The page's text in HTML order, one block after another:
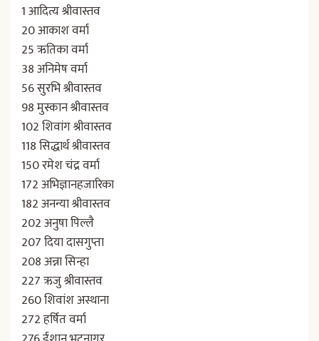
1 आदित्य श्रीवास्तव
20 आकाश वर्मा
25 ऋतिका वर्मा
38 अनिमेष वर्मा
56 सुरभि श्रीवास्तव
98 मुस्कान श्रीवास्तव
102 शिवांग श्रीवास्तव
118 सिद्धार्थ श्रीवास्तव
150 रमेश चंद्र वर्मा
172 अभिज्ञानहजारिका
182 अनन्या श्रीवास्तव
202 अनुषा पिल्लै
207 दिया दासगुप्ता
208 अन्ना सिन्हा
227 ऋजु श्रीवास्तव
260 शिवांश अस्थाना
272 हर्षित वर्मा